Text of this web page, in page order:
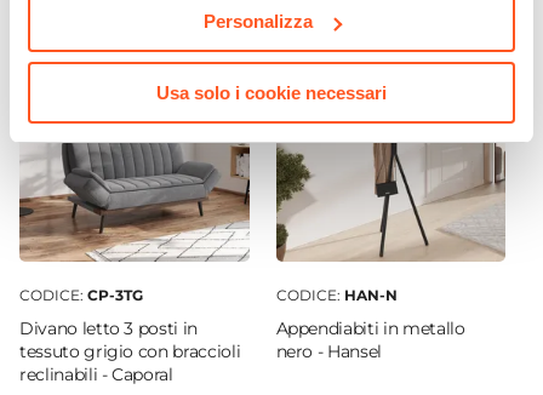
Personalizza
Usa solo i cookie necessari
No
CODICE: CP-3TG
Divano letto 3 posti in
tessuto grigio con braccioli
reclinabili - Caporal
CODICE: HAN-N
Appendiabiti in metallo
nero - Hansel